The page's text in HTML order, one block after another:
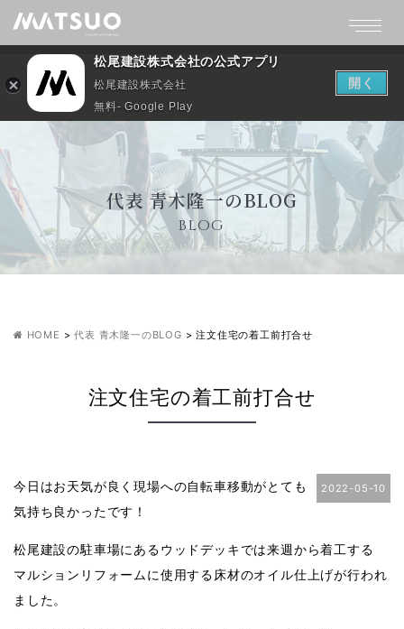
代表 青木隆一のBLOG
BLOG
HOME >代表 青木隆一のBLOG >注文住宅の着工前打合せ
注文住宅の着工前打合せ
2022-05-10
今日はお天気が良く現場への自転車移動がとても
気持ち良かったです！
松尾建設の駐車場にあるウッドデッキでは来週から着工する
マルションリフォームに使用する床材のオイル仕上げが行われ
ました。
松尾建設株式会社の公式アプリ
松尾建設株式会社
無料- Google Play
開く